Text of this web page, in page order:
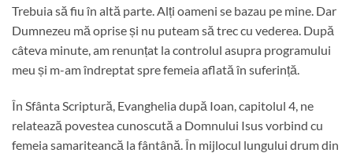
Trebuia să fiu în altă parte. Alți oameni se bazau pe mine. Dar
Dumnezeu mă oprise și nu puteam să trec cu vederea. După
câteva minute, am renunțat la controlul asupra programului
meu și m-am îndreptat spre femeia aflată în suferință.
În Sfânta Scriptură, Evanghelia după Ioan, capitolul 4, ne
relatează povestea cunoscută a Domnului Isus vorbind cu
femeia samariteancă la fântână. În mijlocul lungului drum din